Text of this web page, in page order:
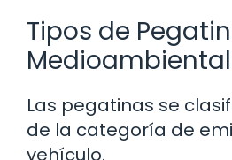
Tipos de
Las pegatinas se
de la categoría de
vehículo.